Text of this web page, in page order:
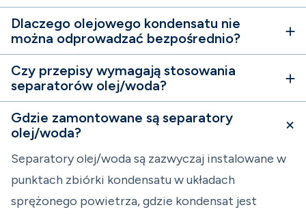
Dlaczego olejowego kondensatu nie
można odprowadzać bezpośrednio?
Czy przepisy wymagają stosowania
separatorów olej/woda?
Gdzie zamontowane są separatory
olej/woda?
Separatory olej/woda są zazwyczaj instalowane w
punktach zbiórki kondensatu w układach
sprężonego powietrza, gdzie kondensat jest